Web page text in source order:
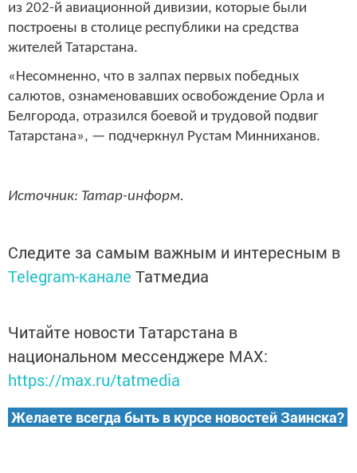
из 202-й авиационной дивизии, которые были
построены в столице республики на средства
жителей Татарстана.
«Несомненно, что в залпах первых победных
салютов, ознаменовавших освобождение Орла и
Белгорода, отразился боевой и трудовой подвиг
Татарстана», — подчеркнул Рустам Минниханов.
Источник: Татар-информ.
Следите за самым важным и интересным в
Telegram-канале Татмедиа
Читайте новости Татарстана в
национальном мессенджере MАХ:
https://max.ru/tatmedia
Желаете всегда быть в курсе новостей Заинска?